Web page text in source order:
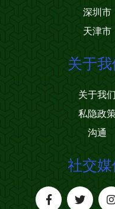
深圳市
天津市
关于
关于我们
私隐政
沟通
社交